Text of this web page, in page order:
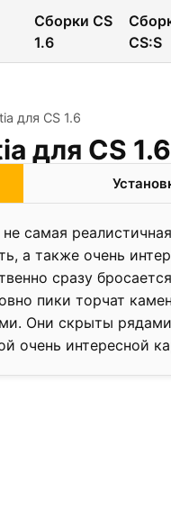
Сборки CS
1.6
CS:S
для CS 1.6
для CS 1.6
самая
а также очень
сразу
пики торчат
Они скрыты
очень интересной